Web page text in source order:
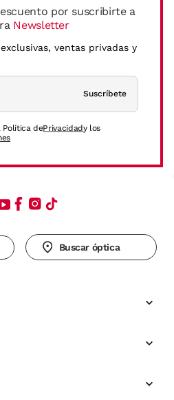
por suscribirte a
Newsletter
ventas privadas y
Suscríbete
Política dePrivacidady los
Buscar óptica